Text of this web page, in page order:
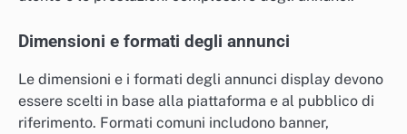
Dimensioni e formati degli annunci
Le dimensioni e i formati degli annunci display devono
essere scelti in base alla piattaforma e al pubblico di
riferimento. Formati comuni includono banner,